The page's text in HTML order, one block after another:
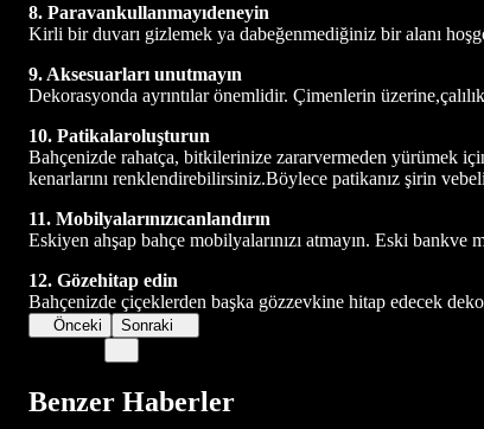
8. Paravankullanmayıdeneyin
Kirli bir duvarı gizlemek ya dabeğenmediğiniz bir alanı
9. Aksesuarları unutmayın
Dekorasyonda ayrıntılar önemlidir. Çimenlerin
10. Patikalaroluşturun
Bahçenizde rahatça, bitkilerinize zararvermeden yürümek
kenarlarını renklendirebilirsiniz.Böylece patikanız şirin
11. Mobilyalarınızıcanlandırın
Eskiyen ahşap bahçe mobilyalarınızı atmayın. Eski bankve
12. Gözehitap edin
Bahçenizde çiçeklerden başka gözzevkine hitap edecek
Önceki Sonraki
Benzer Haberler